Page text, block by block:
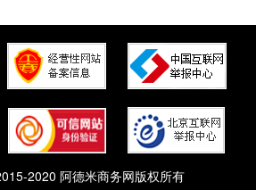
2020 阿德米商务网版权所有